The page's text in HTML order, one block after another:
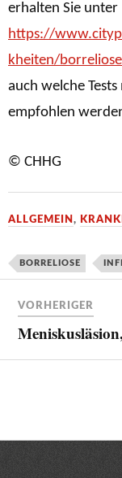
erhalten Sie unter
https://
kheiten/
auch welche
empfohlen
© CHHG
ALLGEMEIN ,
BORRELIOSE
VORHERIGER